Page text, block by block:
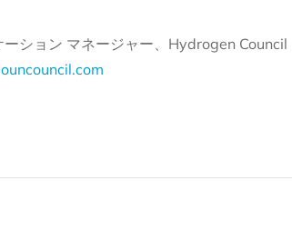
ション マネージャー、Hydrogen Council